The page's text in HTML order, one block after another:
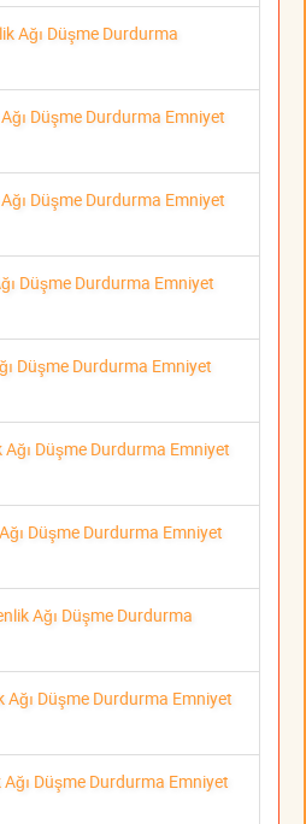
Ağı Düşme Durdurma
Düşme Durdurma Emniyet
Düşme Durdurma Emniyet
Düşme Durdurma Emniyet
Düşme Durdurma Emniyet
Düşme Durdurma Emniyet
Düşme Durdurma Emniyet
Ağı Düşme Durdurma
Ağı Düşme Durdurma Emniyet
Düşme Durdurma Emniyet